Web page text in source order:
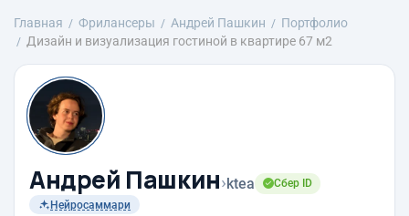
Главная Фрилансеры Андрей Пашкин
Портфолио
Дизайн и визуализация гостиной в квартире 67 м2
Андрей Пашкин›ktea
Сбер ID
Нейросаммари